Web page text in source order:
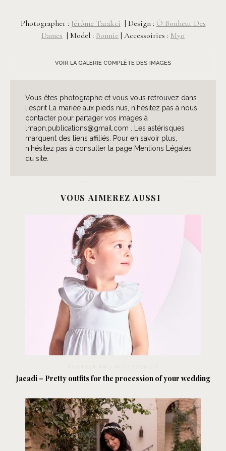
Photographer : Jérôme Tarakci | Design : Ô Bonheur Des
Dames | Model : Bonnie | Accessoiries : Myo
VOIR LA GALERIE COMPLÈTE DES IMAGES
Vous êtes photographe et vous vous retrouvez dans
l'esprit La mariée aux pieds nus, n'hésitez pas à nous
contacter pour partager vos images à
lmapn.publications@gmail.com . Les astérisques
marquent des liens affiliés. Pour en savoir plus,
n'hésitez pas à consulter la page Mentions Légales
du site.
VOUS AIMEREZ AUSSI
Jacadi – Pretty outfits for the procession of your wedding